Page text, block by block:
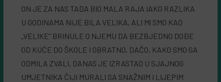
ON JE ZA NAS TADA BIO MALA RAJA IAKO RAZLIKA
U GODINAMA NIJE BILA VELIKA, ALI Ml SMO KAO
„VELIKE” BRINULE O NJEMU DA BEZBJEDNO DOĐE
OD KUĆE DO ŠKOLE I OBRATNO. DAČO, KAKO SMO GA
ODMILA ZVALI, DANAS JE IZRASTAO U SJAJNOG
UMJETNIKA ČIJI MURALI SA SNAŽNIM I LIJEPIM